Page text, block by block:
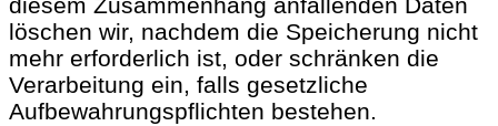
diesem Zusammenhang anfallenden Daten
löschen wir, nachdem die Speicherung nicht
mehr erforderlich ist, oder schränken die
Verarbeitung ein, falls gesetzliche
Aufbewahrungspflichten bestehen.